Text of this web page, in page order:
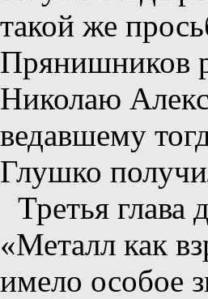
такой же
Прянишников
Николаю
ведавшему
Глушко
Третья
«Металл как
имело особое